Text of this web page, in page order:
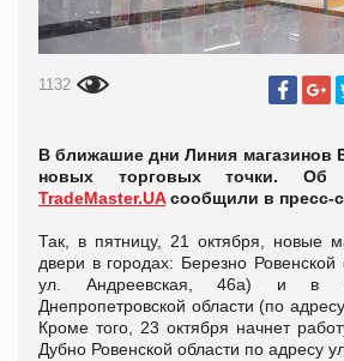
1132
В ближашие дни Линия магазинов
новых торговых точки. Об
TradeMaster.UAсообщили в пресс-
Так, в пятницу, 21 октября, новые
двери в городах: Березно Ровенской
ул. Андреевская, 46а) и в
Днепропетровской области (по
Кроме того, 23 октября начнет
Дубно Ровенской области по адресу